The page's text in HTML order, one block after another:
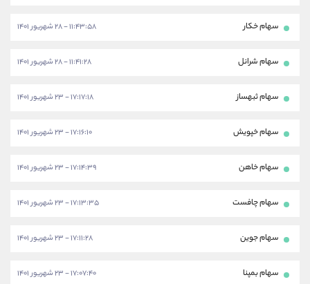
سهام خکار ۱۱:۴۳:۵۸ - ۲۸ شهریور ۱۴۰۱
سهام شرانل ۱۱:۴۱:۲۸ - ۲۸ شهریور ۱۴۰۱
سهام ثبهساز ۱۷:۱۷:۱۸ - ۲۳ شهریور ۱۴۰۱
سهام خپویش ۱۷:۱۶:۱۰ - ۲۳ شهریور ۱۴۰۱
سهام خاهن ۱۷:۱۴:۳۹ - ۲۳ شهریور ۱۴۰۱
سهام چافست ۱۷:۱۳:۳۵ - ۲۳ شهریور ۱۴۰۱
سهام جوین ۱۷:۱۱:۲۸ - ۲۳ شهریور ۱۴۰۱
سهام بمپنا ۱۷:۰۷:۴۰ - ۲۳ شهریور ۱۴۰۱